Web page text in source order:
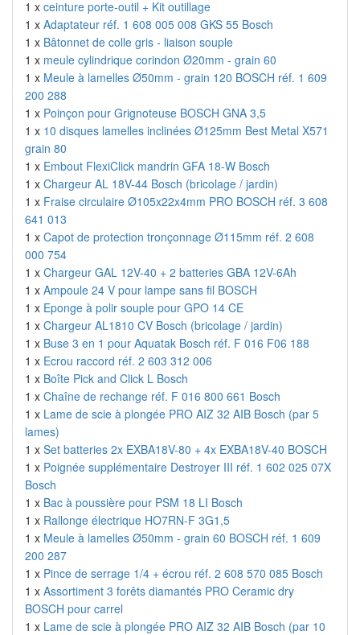
1 x ceinture porte-outil + Kit outillage
1 x Adaptateur réf. 1 608 005 008 GKS 55 Bosch
1 x Bâtonnet de colle gris - liaison souple
1 x meule cylindrique corindon Ø20mm - grain 60
1 x Meule à lamelles Ø50mm - grain 120 BOSCH réf. 1 609
200 288
1 x Poinçon pour Grignoteuse BOSCH GNA 3,5
1 x 10 disques lamelles inclinées Ø125mm Best Metal X571
grain 80
1 x Embout FlexiClick mandrin GFA 18-W Bosch
1 x Chargeur AL 18V-44 Bosch (bricolage / jardin)
1 x Fraise circulaire Ø105x22x4mm PRO BOSCH réf. 3 608
641 013
1 x Capot de protection tronçonnage Ø115mm réf. 2 608
000 754
1 x Chargeur GAL 12V-40 + 2 batteries GBA 12V-6Ah
1 x Ampoule 24 V pour lampe sans fil BOSCH
1 x Eponge à polir souple pour GPO 14 CE
1 x Chargeur AL1810 CV Bosch (bricolage / jardin)
1 x Buse 3 en 1 pour Aquatak Bosch réf. F 016 F06 188
1 x Ecrou raccord réf. 2 603 312 006
1 x Boîte Pick and Click L Bosch
1 x Chaîne de rechange réf. F 016 800 661 Bosch
1 x Lame de scie à plongée PRO AIZ 32 AIB Bosch (par 5
lames)
1 x Set batteries 2x EXBA18V-80 + 4x EXBA18V-40 BOSCH
1 x Poignée supplémentaire Destroyer III réf. 1 602 025 07X
Bosch
1 x Bac à poussière pour PSM 18 LI Bosch
1 x Rallonge électrique HO7RN-F 3G1,5
1 x Meule à lamelles Ø50mm - grain 60 BOSCH réf. 1 609
200 287
1 x Pince de serrage 1/4 + écrou réf. 2 608 570 085 Bosch
1 x Assortiment 3 forêts diamantés PRO Ceramic dry
BOSCH pour carrel
1 x Lame de scie à plongée PRO AIZ 32 AIB Bosch (par 10